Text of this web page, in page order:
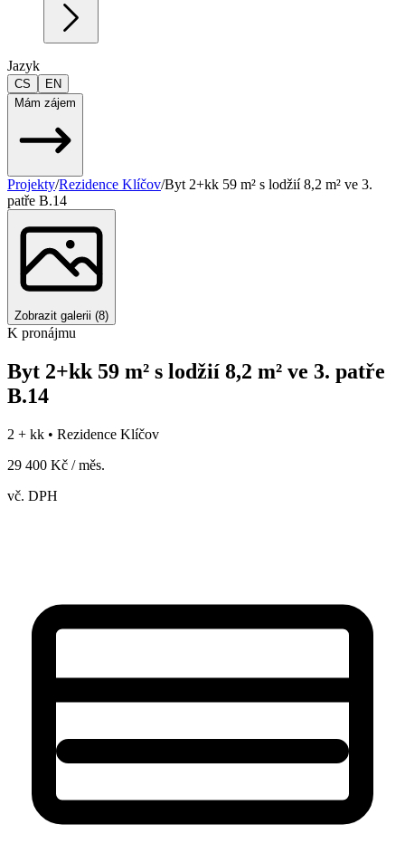
Jazyk
CS
EN
Mám zájem
Projekty/Rezidence Klíčov/Byt 2+kk 59 m² s lodžií 8,2 m² ve 3.
patře B.14
Zobrazit galerii (8)
K pronájmu
Byt 2+kk 59 m² s lodžií 8,2 m² ve 3. patře
B.14
2 + kk • Rezidence Klíčov
29 400 Kč / měs.
vč. DPH